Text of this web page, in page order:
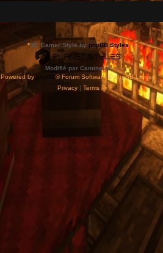
*SE Gamer Style by phpBB Styles
Modifié par Caminelot.
Powered by phpBB® Forum Software © phpBB Limited
Privacy| Terms